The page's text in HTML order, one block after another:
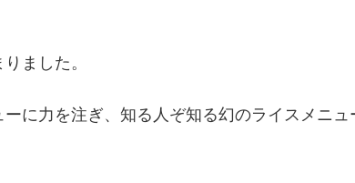
ました。
に力を注ぎ、知る人ぞ知る幻のライスメニュ